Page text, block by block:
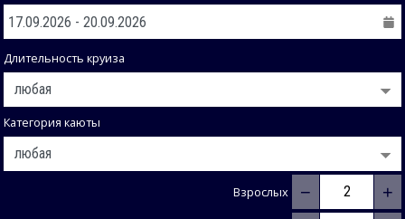
Длительность круиза
Категория каюты
Взрослых − +